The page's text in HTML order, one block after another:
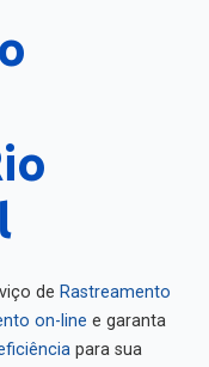
de Rastreamento
on-line e garanta
para sua